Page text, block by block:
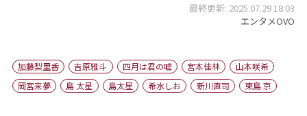
最終更新: 2025.07.29 18:03
エンタメOVO
加藤梨里香 吉原雅斗 四月は君の嘘 宮本佳林
山本咲希
岡宮来夢
島 太星 島太星 希水しお 新川直司 東島 京